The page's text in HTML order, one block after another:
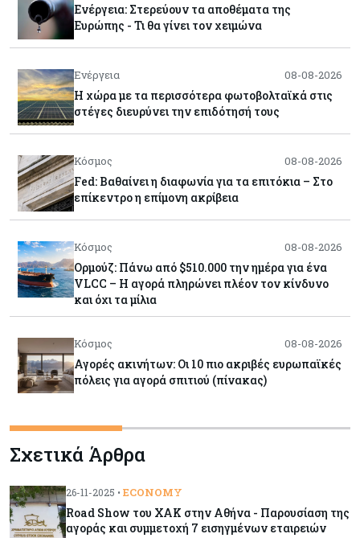
Ενέργεια: Στερεύουν τα αποθέματα της
Ευρώπης - Τι θα γίνει τον χειμώνα
Ενέργεια 08-08-2026
Η χώρα με τα περισσότερα φωτοβολταϊκά στις
στέγες διευρύνει την επιδότησή τους
Κόσμος 08-08-2026
Fed: Βαθαίνει η διαφωνία για τα επιτόκια – Στο
επίκεντρο η επίμονη ακρίβεια
Κόσμος 08-08-2026
Ορμούζ: Πάνω από $510.000 την ημέρα για ένα
VLCC – Η αγορά πληρώνει πλέον τον κίνδυνο
και όχι τα μίλια
Κόσμος 08-08-2026
Αγορές ακινήτων: Οι 10 πιο ακριβές ευρωπαϊκές
πόλεις για αγορά σπιτιού (πίνακας)
Κόσμος 08-08-2026
Οι πυρκαγιές κατακαίνε την Ευρώπη, αλλά οι
ζημιές δεν είναι ασφαλισμένες
Κόσμος 08-08-2026
Σχετικά Άρθρα
26-11-2025 • ECONOMY
Road Show του ΧΑΚ στην Αθήνα - Παρουσίαση της
αγοράς και συμμετοχή 7 εισηγμένων εταιρειών